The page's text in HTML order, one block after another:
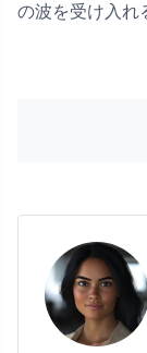
の波を受け入れ